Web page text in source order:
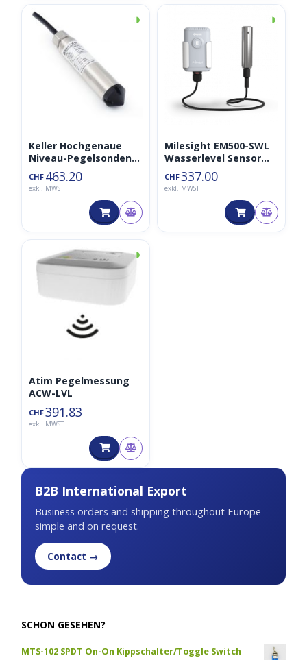
B2B International Export
Business orders and shipping throughout Europe –
simple and on request.
Contact →
SCHON GESEHEN?
MTS-102 SPDT On-On Kippschalter/Toggle Switch
◑
Keller Hochgenaue
Niveau-Pegelsonden
Serie 26X 5m
CHF 463.20
exkl. MWST
◑
Milesight EM500-SWL
Wasserlevel Sensor
(10m Kabel)
CHF337.00
exkl. MWST
◑
Atim Pegelmessung
ACW-LVL
CHF391.83
exkl. MWST